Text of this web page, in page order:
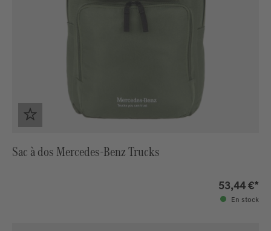
Sac à dos Mercedes-Benz Trucks
53,44 €*
En stock